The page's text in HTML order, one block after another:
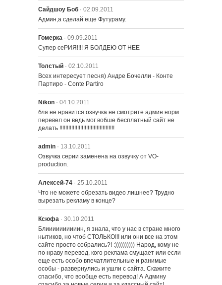
Сайдшоу Боб · 02.09.2011
Админ,а сделай еще Футураму.
Гомерка · 09.09.2011
Супер сеРИЯ!!!! Я БОЛДЕЮ ОТ НЕЕ
Толстый · 02.10.2011
Всех интересует песня) Андре Бочелли - Конте
Партиро - Conte Partiro
Nikon · 04.10.2011
бля не нравится озвучка не смотрите админ норм
перевел он ведь мог вобше бесплатный сайт не
делать !!!!!!!!!!!!!!!!!!!!!!!!!!!!!!!!!!!!!
admin · 13.10.2011
Озвучка серии заменена на озвучку от VO-
production.
Алексей-74 · 25.10.2011
Что не можете обрезать видео лишнее? Трудно
вырезать рекламу в конце?
Ксюфа · 30.10.2011
Блиииииииииин, я знала, что у нас в стране много
нытиков, но чтоб СТОЛЬКО!!! или они все на этом
сайте просто собрались?! :)))))))))) Народ, кому не
по нраву перевод, кого реклама смущает или если
еще есть особо впечатлительные и ранимые
особы - развернулись и ушли с сайта. Скажите
спасибо, что вообще есть перевод! А Админу